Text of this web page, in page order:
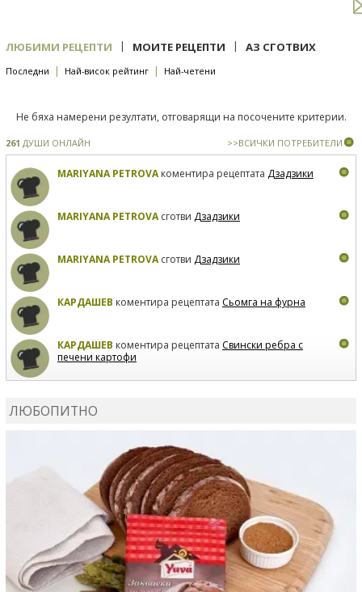
ЛЮБИМИ РЕЦЕПТИ | МОИТЕ РЕЦЕПТИ | АЗ СГОТВИХ
Последни | Най-висок рейтинг | Най-четени
Не бяха намерени резултати, отговарящи на посочените критерии.
261 ДУШИ ОНЛАЙН >>ВСИЧКИ ПОТРЕБИТЕЛИ
MARIYANA PETROVAкоментира рецептата Дзадзики
MARIYANA PETROVAсготви Дзадзики
MARIYANA PETROVAсготви Дзадзики
КАРДАШЕВ коментира рецептата Сьомга на фурна
КАРДАШЕВ коментира рецептата Свински ребра с
печени картофи
ЛЮБОПИТНО